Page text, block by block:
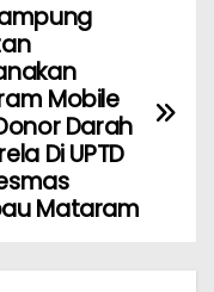
Mobile
Darah
Di UPTD
Mataram